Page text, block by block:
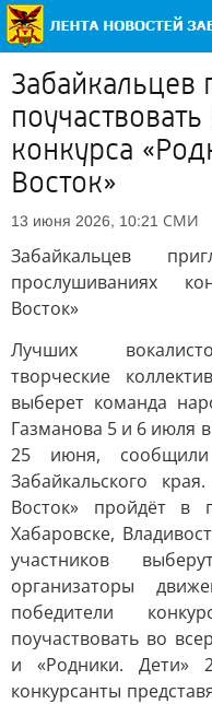
Забайкальцев
конкурса
Восток»
13 июня 2026, 10:21 СМИ
Забайкальцев
прослушиваниях
Восток»
Лучших
творческие
выберет команда
Газманова 5 и 6 июля
25 июня, сообщили
Забайкальского
Восток» пройдёт в
Хабаровске,
участников
организаторы
победители
поучаствовать во
и «Родники. Дети»
конкурсанты